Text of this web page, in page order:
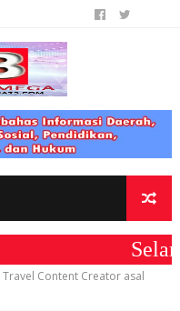
Selamat
Content Creator asal